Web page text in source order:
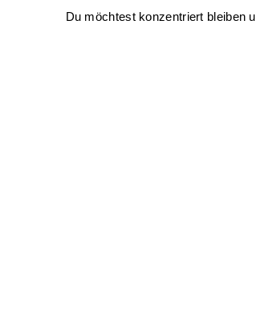
Du möchtest konzentriert bleiben